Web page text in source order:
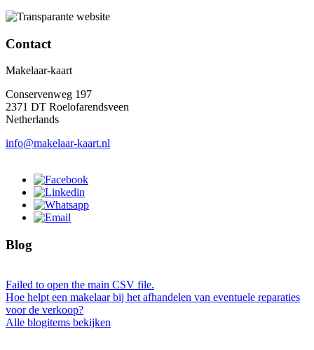
Contact
Makelaar-kaart
Conservenweg 197
2371 DT Roelofarendsveen
Netherlands
info@makelaar-kaart.nl
Blog
Failed to open the main CSV file.
Hoe helpt een makelaar bij het afhandelen van eventuele reparaties
voor de verkoop?
Alle blogitems bekijken